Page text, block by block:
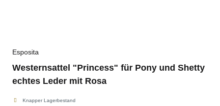
Esposita
Westernsattel "Princess" für Pony und Shetty
echtes Leder mit Rosa
Knapper Lagerbestand